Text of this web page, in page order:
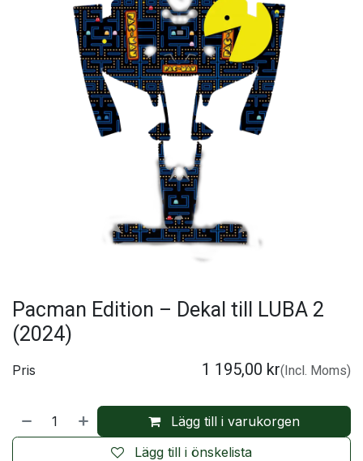
Pacman Edition – Dekal till LUBA 2
(2024)
Lägg till i varukorgen
Lägg till i önskelista
Pris 1 195,00 kr(Incl. Moms)